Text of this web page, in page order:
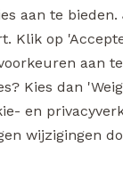
Voor
aan te
Klik op
aan
Kies dan
en
wijzigingen